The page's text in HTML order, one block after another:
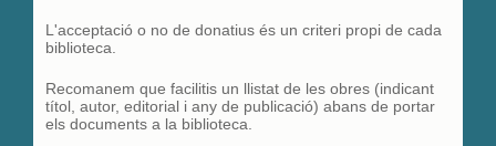
L'acceptació o no de donatius és un criteri propi de cada
biblioteca.
Recomanem que facilitis un llistat de les obres (indicant
títol, autor, editorial i any de publicació) abans de portar
els documents a la biblioteca.